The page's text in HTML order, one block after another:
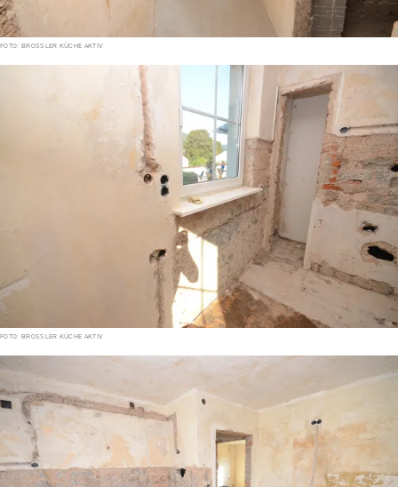
FOTO: BROSSLER KÜCHE AKTIV
FOTO: BROSSLER KÜCHE AKTIV